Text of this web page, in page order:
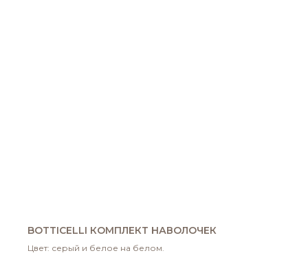
BOTTICELLI КОМПЛЕКТ НАВОЛОЧЕК
Цвет: серый и белое на белом.